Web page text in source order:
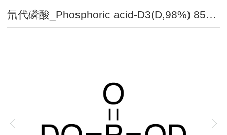
氘代磷酸_Phosphoric acid-D3(D,98%) 85% in D2O